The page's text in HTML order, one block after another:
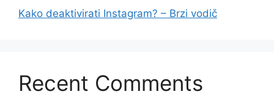
Kako deaktivirati Instagram? – Brzi vodič
Recent Comments